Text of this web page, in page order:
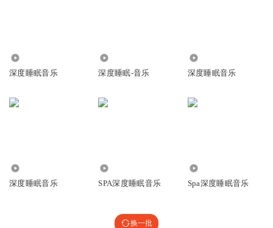
深度睡眠音乐 深度睡眠-音乐 深度睡眠音乐
深度睡眠音乐 SPA深度睡眠音乐 Spa深度睡眠音乐
换一批